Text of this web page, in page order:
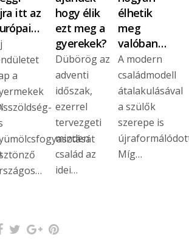
itt az
a
hogy élik
ezt meg a
gyerekek?
Dübörög az
adventi
időszak,
ezerrel
tervezgeti
minden
család az
idei…
élhetik
meg
valóban…
A modern
családmodell
átalakulásával
a szülők
szerepe is
Míg…